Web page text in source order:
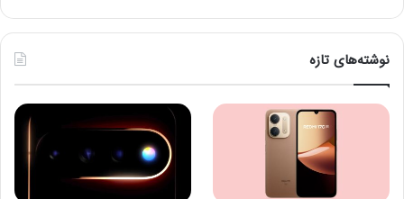
نوشته‌های تازه